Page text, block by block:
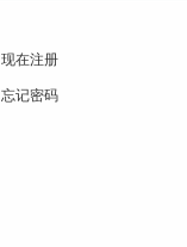
现在注册
忘记密码